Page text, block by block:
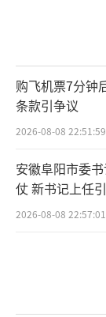
购飞机票7分钟
条款引争议
2026-08-08 22:51:59
安徽阜阳市委
仗 新书记上任
2026-08-08 22:57:01